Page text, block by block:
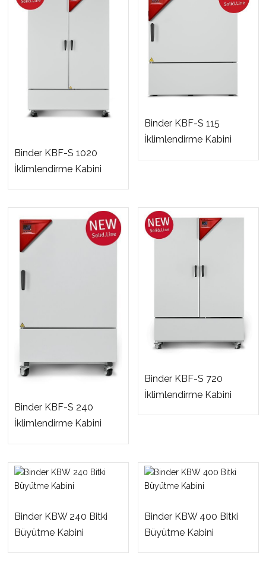
Binder KBF-S 1020
İklimlendirme Kabini
Binder KBF-S 115
İklimlendirme Kabini
Binder KBF-S 240
İklimlendirme Kabini
Binder KBF-S 720
İklimlendirme Kabini
Binder KBW 240 Bitki
Büyütme Kabini
Binder KBW 400 Bitki
Büyütme Kabini